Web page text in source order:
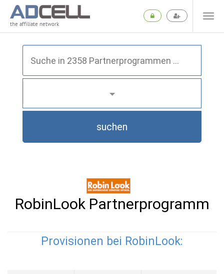
the affiliate network
suchen
RobinLook Partnerprogramm
Provisionen bei RobinLook: